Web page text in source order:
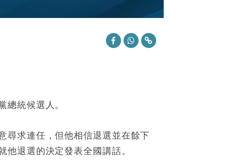
總統候選人。
尋求連任，但他相信退選並在餘下
退選的決定發表全國講話。